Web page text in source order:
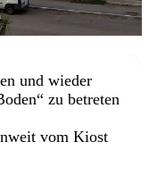
und wieder
zu betreten
vom Kiost